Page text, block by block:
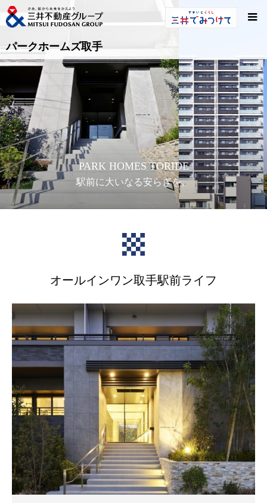
パークホームズ取手
PARK HOMES TORIDE
駅前に大いなる安らぎを。
オールインワン取手駅前ライフ